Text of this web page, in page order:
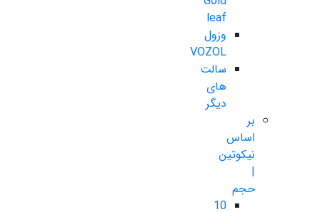
leaf
وزول
VOZOL
سالت
های
دیگر
بر
اساس
نیکوتین
|
حجم
10